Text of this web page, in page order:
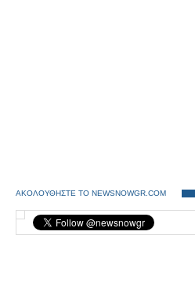
ΑΚΟΛΟΥΘΗΣΤΕ ΤΟ NEWSNOWGR.COM